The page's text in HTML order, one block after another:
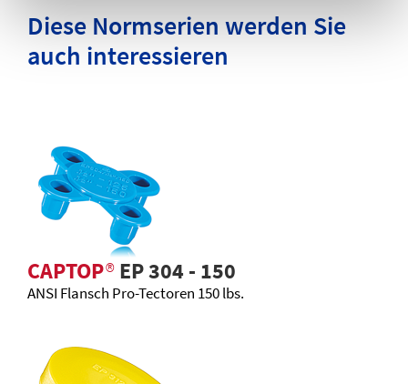
Diese Normserien werden Sie
auch interessieren
CAPTOP®EP 304 - 150
ANSI Flansch Pro-Tectoren 150 lbs.